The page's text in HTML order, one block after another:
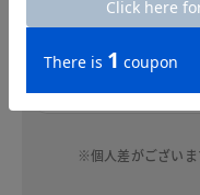
同じサイズだと
わせると可愛い
す。
※個人差がございま